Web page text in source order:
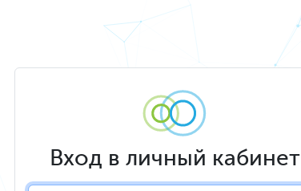
Вход в личный кабинет